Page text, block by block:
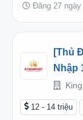
Đăng 27
[Thủ
Nhập
12 - 14 triệu